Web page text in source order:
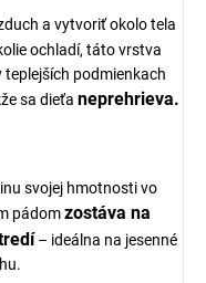
a vytvoriť okolo tela
ochladí, táto vrstva
podmienkach
sa dieťa neprehrieva.
svojej hmotnosti vo
pádomzostáva na
– ideálna na jesenné